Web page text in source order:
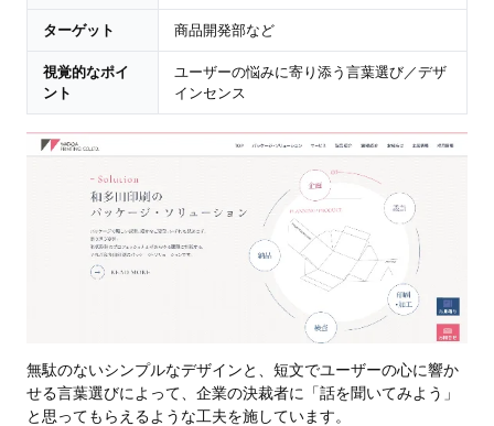
ターゲット 商品開発部など
視覚的なポイ
ント
ユーザーの悩みに寄り添う言葉選び／デザ
インセンス
無駄のないシンプルなデザインと、短文でユーザーの心に響か
せる言葉選びによって、企業の決裁者に「話を聞いてみよう」
と思ってもらえるような工夫を施しています。